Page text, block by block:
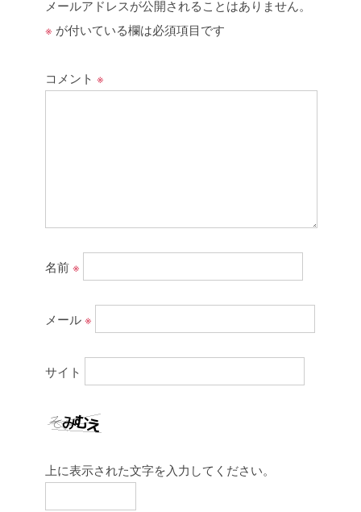
メールアドレスが公開されることはありません。
※ が付いている欄は必須項目です
コメント ※
名前※
メール※
サイト
上に表示された文字を入力してください。